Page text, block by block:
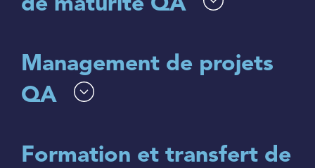
de maturité QA
Management de projets
QA
Formation et transfert de